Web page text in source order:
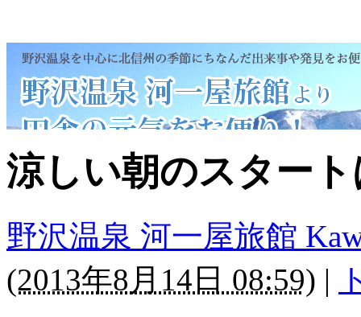
涼しい朝のスター
野沢温泉 河一屋旅館
(2013年8月14日 08:59) |